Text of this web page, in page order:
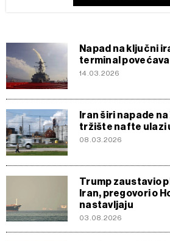
Napad na ključni
terminal
14.03.2026
Iran širi napade
tržište nafte ulazi
08.03.2026
Trump zaustavio
Iran, pregovori o
nastavljaju
03.08.2026